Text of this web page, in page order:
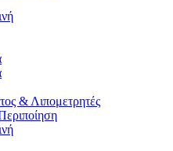
& Λιπομετρητές